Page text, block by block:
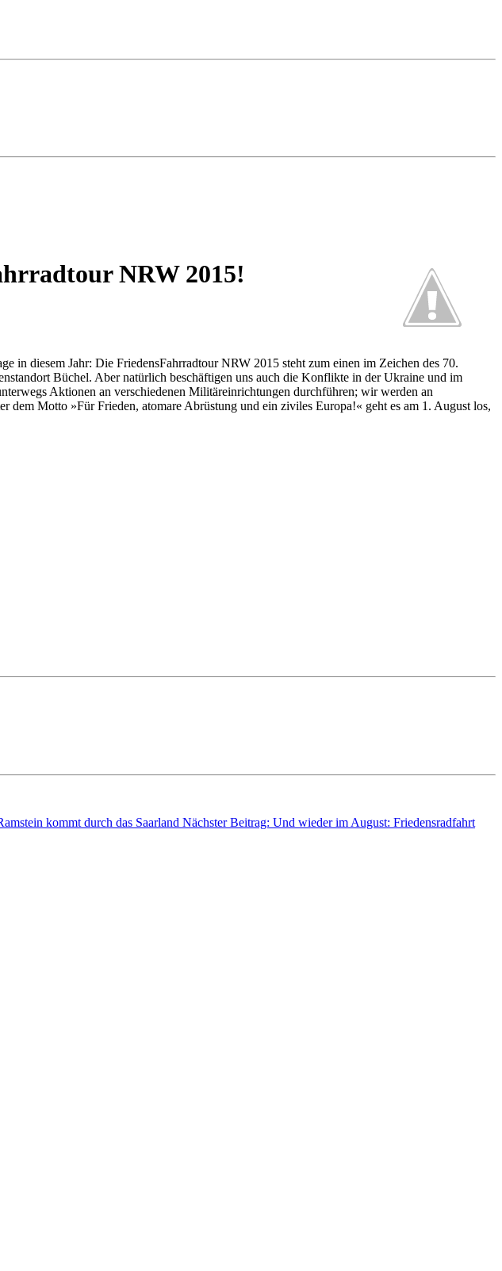
NRW 2015!
in diesem Jahr: Die FriedensFahrradtour NRW 2015 steht zum einen im Zeichen des 70.
Büchel. Aber natürlich beschäftigen uns auch die Konflikte in der Ukraine und im
Aktionen an verschiedenen Militäreinrichtungen durchführen; wir werden an
dem Motto »Für Frieden, atomare Abrüstung und ein ziviles Europa!« geht es am 1. August los,
kommt durch das Saarland Nächster Beitrag: Und wieder im August: Friedensradfahrt